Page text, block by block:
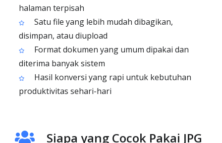
halaman terpisah
Satu file yang lebih mudah dibagikan,
disimpan, atau diupload
Format dokumen yang umum dipakai dan
diterima banyak sistem
Hasil konversi yang rapi untuk kebutuhan
produktivitas sehari-hari
Siapa yang Cocok Pakai JPG